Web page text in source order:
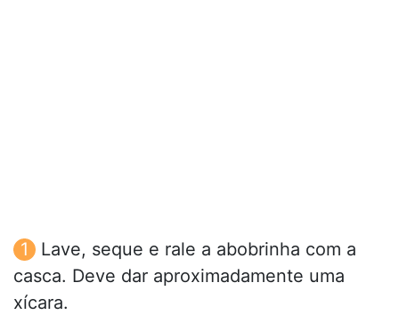
Lave, seque e rale a abobrinha com a
casca. Deve dar aproximadamente uma
xícara.